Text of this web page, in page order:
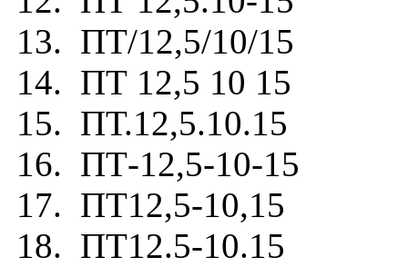
13. ПТ/12,5/10/15
14. ПТ 12,5 10 15
15. ПТ.12,5.10.15
16. ПТ-12,5-10-15
17. ПТ12,5-10,15
18. ПТ12.5-10.15